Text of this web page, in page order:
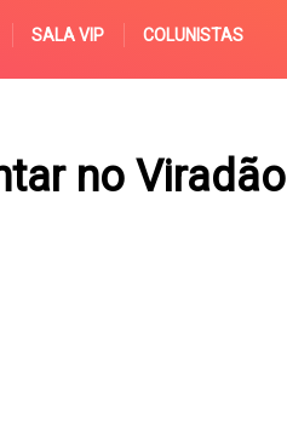
SALA VIP COLUNISTAS
no Viradão